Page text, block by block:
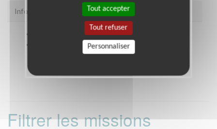
Infos pratiques
coordination.telethon.fr/coo/059F/
Espace Gustave Fontaine, Rue
Gustave Fontaine COUDEKERQUE BRANCHE
Filtrer les missions
Tout accepter
Tout refuser
Personnaliser